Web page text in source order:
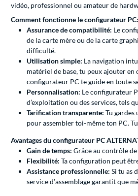
vidéo, professionnel ou amateur de
Comment fonctionne le configurateur PC:
Assurance de compatibilité: Le
de la carte mère ou de la carte
difficulté.
Utilisation simple: La navigation
matériel de base, tu peux ajouter
configurateur PC te guide en toute
Personnalisation: Le configurateur
d’exploitation ou des services, tels
Tarification transparente: Tu gardes
pour assembler toi-même ton PC.
Avantages du configurateur PC
Gain de temps: Grâce au contrôle
Flexibilité: Ta configuration peut
Assistance professionnelle: Si tu as
service d’assemblage garantit que